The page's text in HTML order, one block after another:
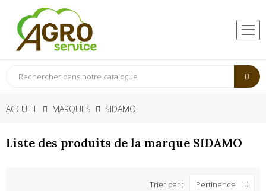
ACCUEIL MARQUES SIDAMO
Liste des produits de la marque SIDAMO
Trier par :
Pertinence